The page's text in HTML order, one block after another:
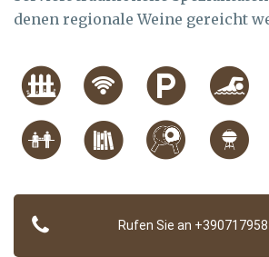
denen regionale Weine gereicht
Rufen Sie an